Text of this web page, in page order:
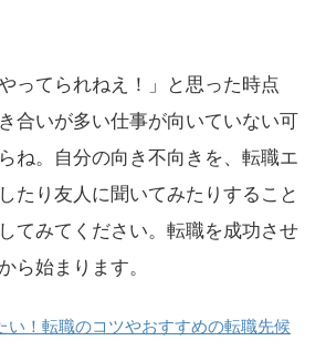
ってられねえ！」と思った時点
合いが多い仕事が向いていない可
ね。自分の向き不向きを、転職エ
たり友人に聞いてみたりすること
てみてください。転職を成功させ
ら始まります。
い！転職のコツやおすすめの転職先候